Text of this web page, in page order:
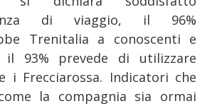
di viaggio, il 96%
Trenitalia a conoscenti e
93% prevede di utilizzare
i Frecciarossa. Indicatori che
la compagnia sia ormai